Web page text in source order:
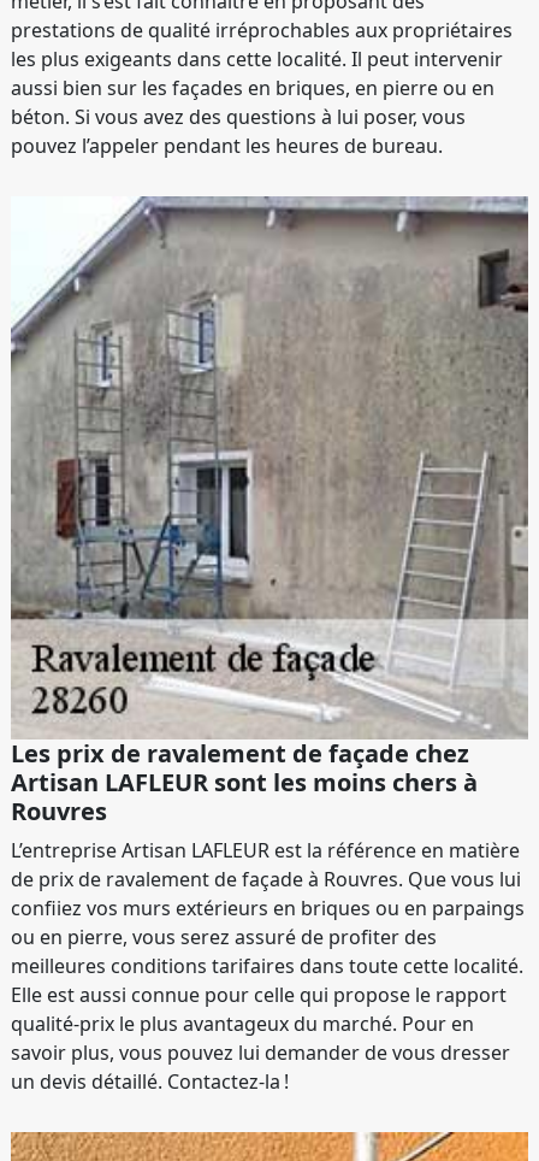
prestations de qualité irréprochables aux propriétaires
les plus exigeants dans cette localité. Il peut intervenir
aussi bien sur les façades en briques, en pierre ou en
béton. Si vous avez des questions à lui poser, vous
pouvez l’appeler pendant les heures de bureau.
Les prix de ravalement de façade chez
Artisan LAFLEUR sont les moins chers à
Rouvres
L’entreprise Artisan LAFLEUR est la référence en matière
de prix de ravalement de façade à Rouvres. Que vous lui
confiiez vos murs extérieurs en briques ou en parpaings
ou en pierre, vous serez assuré de profiter des
meilleures conditions tarifaires dans toute cette localité.
Elle est aussi connue pour celle qui propose le rapport
qualité-prix le plus avantageux du marché. Pour en
savoir plus, vous pouvez lui demander de vous dresser
un devis détaillé. Contactez-la !